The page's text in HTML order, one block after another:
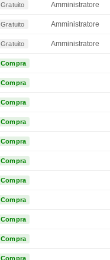
Gratuito Amministratore
Gratuito Amministratore
Gratuito Amministratore
Compra
Compra
Compra
Compra
Compra
Compra
Compra
Compra
Compra
Compra
Compra